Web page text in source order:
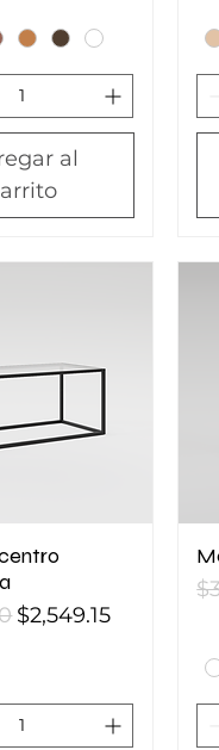
al
Precio de oferta
$2,549.15